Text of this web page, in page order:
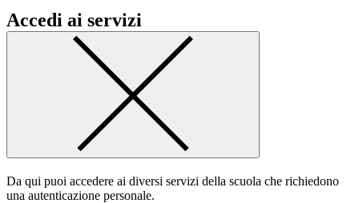
Accedi ai servizi
Da qui puoi accedere ai diversi servizi della scuola che richiedono
una autenticazione personale.